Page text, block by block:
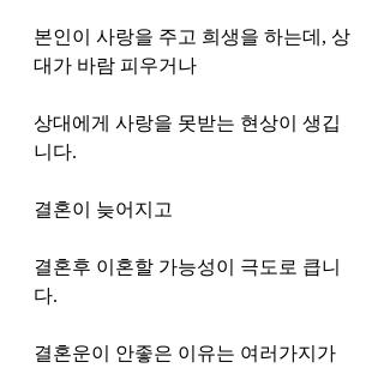
본인이 사랑을 주고 희생을 하는데, 상
대가 바람 피우거나
상대에게 사랑을 못받는 현상이 생깁
니다.
결혼이 늦어지고
결혼후 이혼할 가능성이 극도로 큽니
다.
결혼운이 안좋은 이유는 여러가지가